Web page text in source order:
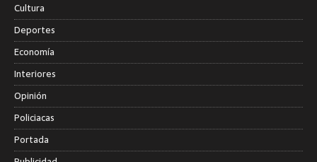
Cultura
Deportes
Economía
Interiores
Opinión
Policiacas
Portada